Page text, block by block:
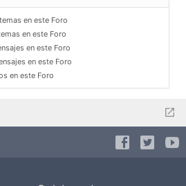
en este Foro
en este Foro
en este Foro
en este Foro
en este Foro